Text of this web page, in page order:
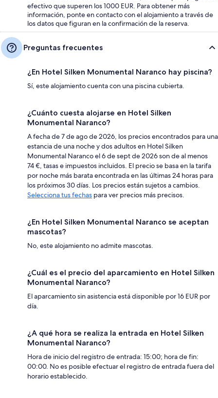
efectivo que superen los 1000 EUR. Para obtener más
información, ponte en contacto con el alojamiento a través de
los datos que figuran en la confirmación de la reserva.
Preguntas frecuentes
¿En Hotel Silken Monumental Naranco hay piscina?
Sí, este alojamiento cuenta con una piscina cubierta.
¿Cuánto cuesta alojarse en Hotel Silken
Monumental Naranco?
A fecha de 7 de ago de 2026, los precios encontrados para una
estancia de una noche y dos adultos en Hotel Silken
Monumental Naranco el 6 de sept de 2026 son de al menos
74 €, tasas e impuestos incluidos. El precio se basa en la tarifa
por noche más barata encontrada en las últimas 24 horas para
los próximos 30 días. Los precios están sujetos a cambios.
Selecciona tus fechas para ver precios más precisos.
¿En Hotel Silken Monumental Naranco se aceptan
mascotas?
No, este alojamiento no admite mascotas.
¿Cuál es el precio del aparcamiento en Hotel Silken
Monumental Naranco?
El aparcamiento sin asistencia está disponible por 16 EUR por
día.
¿A qué hora se realiza la entrada en Hotel Silken
Monumental Naranco?
Hora de inicio del registro de entrada: 15:00; hora de fin:
00:00. No es posible efectuar el registro de entrada fuera del
horario establecido.